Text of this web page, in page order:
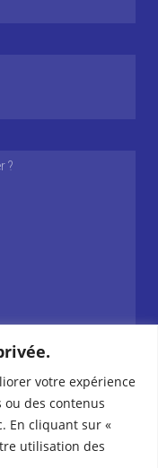
votre expérience
des contenus
En cliquant sur «
utilisation des